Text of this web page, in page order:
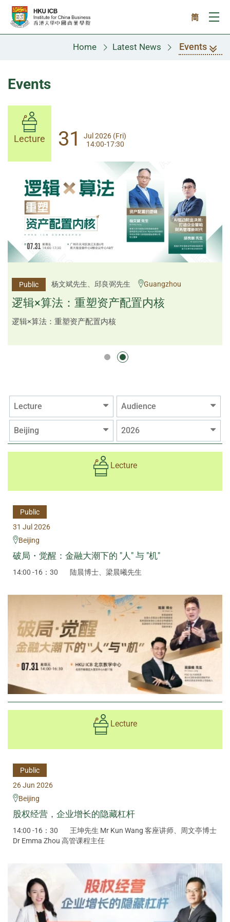
Skip to main content
简
Home Latest News Events
Events
Lecture 14
Aug 2026 (Fri)
13:30-17:00
Public
李邱敬贤女士 Ms Rosemarie Yau、潘天佑博士 Dr
Tim Pan、李国平先生 Mr Guoping Li
Shenzhen
Lecture 31
Jul 2026 (Fri)
14:00-17:30
Public 杨文斌先生、邱良弼先生 Guangzhou
逻辑×算法：重塑资产配置内核
逻辑×算法：重塑资产配置内核
Lecture Audience
Beijing 2026
Lecture
Public
31 Jul 2026
Beijing
破局・觉醒：金融大潮下的 "人" 与 "机"
14:00 -16：30 陆晨博士、梁晨曦先生
Lecture
Public
26 Jun 2026
Beijing
股权经营，企业增长的隐藏杠杆
14:00 -16：30
王坤先生 Mr Kun Wang 客座讲师、周文亭博士
Dr Emma Zhou 高管课程主任